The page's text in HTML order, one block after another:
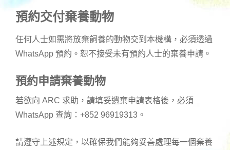
預約交付棄養動物
任何人士如需將放棄飼養的動物交到本機構，必須透過
WhatsApp 預約。恕不接受未有預約人士的棄養申請。
預約申請棄養動物
若欲向 ARC 求助，請填妥遺棄申請表格後，必須
WhatsApp 查詢：+852 96919313。
請遵守上述規定，以確保我們能夠妥善處理每一個棄養